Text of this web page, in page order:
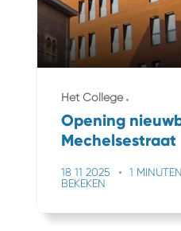
Het College
Opening
Mechelsestraat
18 11 2025 1
BEKEKEN